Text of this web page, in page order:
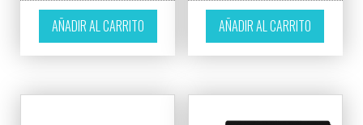
AÑADIR AL CARRITO AÑADIR AL CARRITO